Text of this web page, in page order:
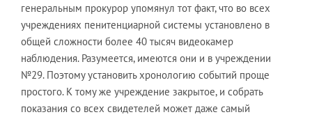
генеральным прокурор упомянул тот факт, что во всех
учреждениях пенитенциарной системы установлено в
общей сложности более 40 тысяч видеокамер
наблюдения. Разумеется, имеются они и в учреждении
№29. Поэтому установить хронологию событий проще
простого. К тому же учреждение закрытое, и собрать
показания со всех свидетелей может даже самый